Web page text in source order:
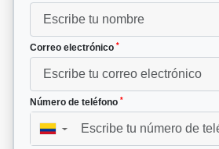
Correo electrónico *
Número de teléfono *
▼